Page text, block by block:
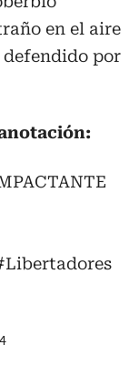
en el aire
defendido por